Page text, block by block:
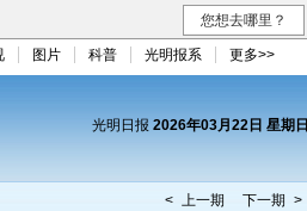
您想去哪里？
图片 科普 光明报系 更多>>
光明日报 2026年03月22日 星期日
< 上一期 下一期 >